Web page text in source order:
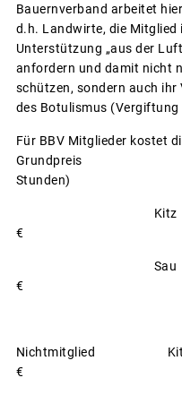
Bauernverband arbeitet
d.h. Landwirte, die Mitglied
Unterstützung „aus der
anfordern und damit nicht
schützen, sondern auch ihr
des Botulismus
Für BBV Mitglieder
Grundpreis
Stunden)
Kitz
€
Sau
€
Nichtmitglied
€